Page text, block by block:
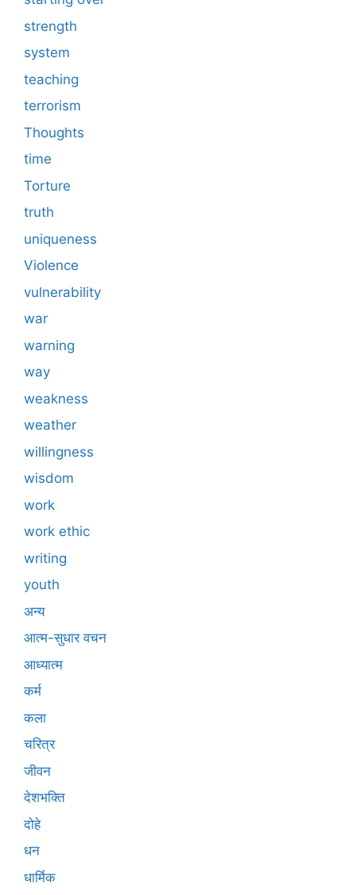
strength
system
teaching
terrorism
Thoughts
time
Torture
truth
uniqueness
Violence
vulnerability
war
warning
way
weakness
weather
willingness
wisdom
work
work ethic
writing
youth
अन्य
आत्म-सुधार वचन
आध्यात्म
कर्म
कला
चरित्र
जीवन
देशभक्ति
दोहे
धन
धार्मिक